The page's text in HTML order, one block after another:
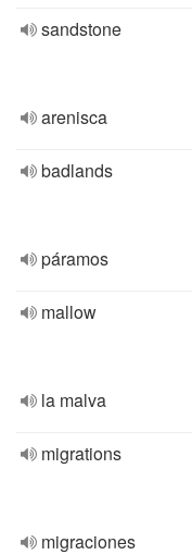
sandstone
arenisca
badlands
páramos
mallow
la malva
migrations
migraciones